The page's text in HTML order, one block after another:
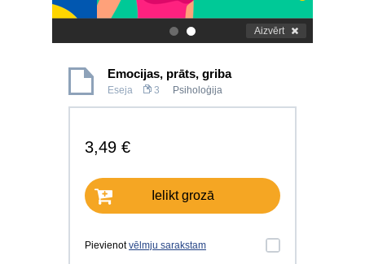
. Aizvērt
Emocijas, prāts, griba
Eseja 3 Psiholoģija
3,49 €
Ielikt grozā
Pievienotvēlmju sarakstam